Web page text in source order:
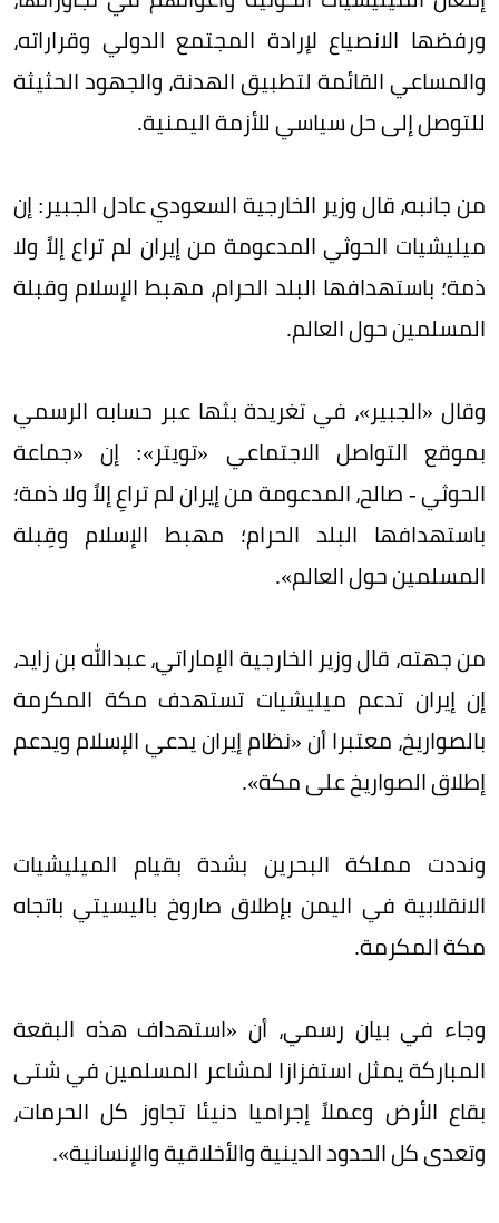
ورفضها الانصياع لإرادة المجتمع الدولي وقراراته،
والمساعي القائمة لتطبيق الهدنة، والجهود الحثيثة
للتوصل إلى حل سياسي للأزمة اليمنية.
من جانبه، قال وزير الخارجية السعودي عادل الجبير: إن
ميليشيات الحوثي المدعومة من إيران لم تراع إلاً ولا
ذمة؛ باستهدافها البلد الحرام، مهبط الإسلام وقبلة
المسلمين حول العالم.
وقال «الجبير»، في تغريدة بثها عبر حسابه الرسمي
بموقع التواصل الاجتماعي «تويتر»: إن «جماعة
الحوثي - صالح، المدعومة من إيران لم تراعِ إلاً ولا ذمة؛
باستهدافها البلد الحرام؛ مهبط الإسلام وقِبلة
المسلمين حول العالم».
من جهته، قال وزير الخارجية الإماراتي، عبدالله بن زايد،
إن إيران تدعم ميليشيات تستهدف مكة المكرمة
بالصواريخ، معتبرا أن «نظام إيران يدعي الإسلام ويدعم
إطلاق الصواريخ على مكة».
ونددت مملكة البحرين بشدة بقيام الميليشيات
الانقلابية في اليمن بإطلاق صاروخ باليسيتي باتجاه
مكة المكرمة.
وجاء في بيان رسمي، أن «استهداف هذه البقعة
المباركة يمثل استفزازا لمشاعر المسلمين في شتى
بقاع الأرض وعملاً إجراميا دنيئا تجاوز كل الحرمات،
وتعدى كل الحدود الدينية والأخلاقية والإنسانية».